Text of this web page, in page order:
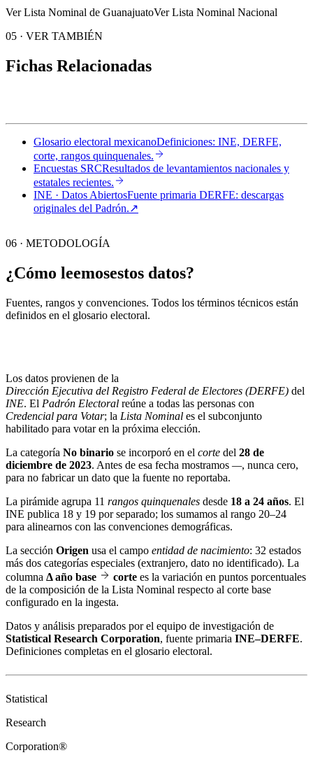
Ver Lista Nominal de GuanajuatoVer Lista Nominal Nacional
05 · VER TAMBIÉN
Fichas Relacionadas
Glosario electoral mexicanoDefiniciones: INE, DERFE,
corte, rangos quinquenales.
Encuestas SRCResultados de levantamientos nacionales y
estatales recientes.
INE · Datos AbiertosFuente primaria DERFE: descargas
originales del Padrón.↗︎
06 · METODOLOGÍA
¿Cómo leemosestos datos?
Fuentes, rangos y convenciones. Todos los términos técnicos están
definidos en el glosario electoral.
Los datos provienen de la
Dirección Ejecutiva del Registro Federal de Electores (DERFE) del
INE. El Padrón Electoral reúne a todas las personas con
Credencial para Votar; la Lista Nominal es el subconjunto
habilitado para votar en la próxima elección.
La categoría No binario se incorporó en el corte del 28 de
diciembre de 2023. Antes de esa fecha mostramos —, nunca cero,
para no fabricar un dato que la fuente no reportaba.
La pirámide agrupa 11 rangos quinquenales desde 18 a 24 años. El
INE publica 18 y 19 por separado; los sumamos al rango 20–24
para alinearnos con las convenciones demográficas.
La sección Origen usa el campo entidad de nacimiento: 32 estados
más dos categorías especiales (extranjero, dato no identificado). La
columna Δ año base corte es la variación en puntos porcentuales
de la composición de la Lista Nominal respecto al corte base
configurado en la ingesta.
Datos y análisis preparados por el equipo de investigación de
Statistical Research Corporation, fuente primaria INE–DERFE.
Definiciones completas en el glosario electoral.
Statistical
Research
Corporation®